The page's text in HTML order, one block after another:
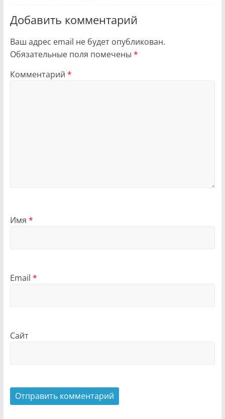
Добавить комментарий
Ваш адрес email не будет опубликован.
Обязательные поля помечены *
Комментарий *
Имя *
Email *
Сайт